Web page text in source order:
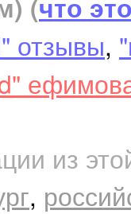
отзывы,
из
,